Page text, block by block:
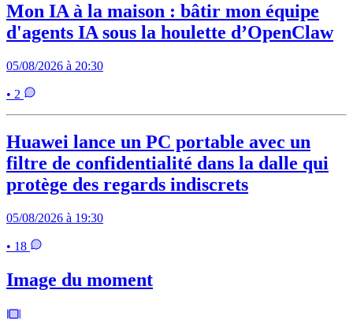
Mon IA à la maison : bâtir mon équipe
d'agents IA sous la houlette d’OpenClaw
05/08/2026 à 20:30
• 2
Huawei lance un PC portable avec un
filtre de confidentialité dans la dalle qui
protège des regards indiscrets
05/08/2026 à 19:30
• 18
Image du moment